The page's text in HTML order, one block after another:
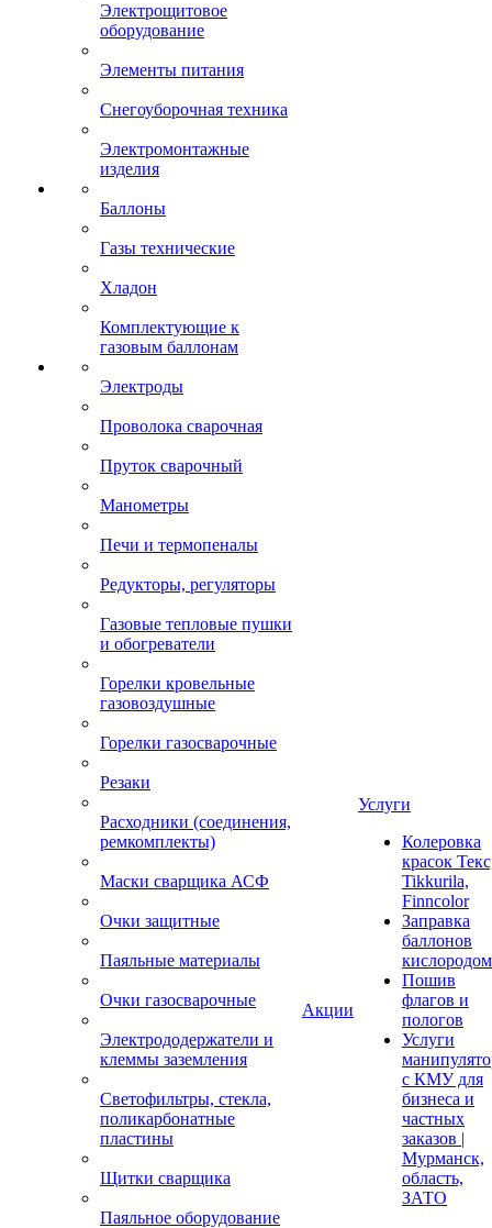
Электрощитовое
оборудование
Элементы питания
Снегоуборочная техника
Электромонтажные
изделия
Баллоны
Газы технические
Хладон
Комплектующие к
газовым баллонам
Электроды
Проволока сварочная
Пруток сварочный
Манометры
Печи и термопеналы
Редукторы, регуляторы
Газовые тепловые пушки
и обогреватели
Горелки кровельные
газовоздушные
Горелки газосварочные
Резаки
Расходники (соединения,
ремкомплекты)
Маски сварщика АСФ
Очки защитные
Паяльные материалы
Очки газосварочные
Электрододержатели и
клеммы заземления
Светофильтры, стекла,
поликарбонатные
пластины
Щитки сварщика
Паяльное оборудование
Акции
Услуги
Колеровка
красок
Tikkurila,
Finncolor
Заправка
баллонов
кислородом
Пошив
флагов и
пологов
Услуги
с КМУ для
бизнеса и
частных
заказов |
Мурманск,
область,
ЗАТО